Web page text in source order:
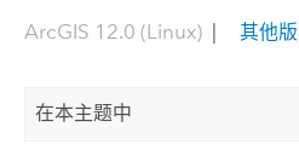
ArcGIS 12.0 (Linux)| 其他
在本主题中